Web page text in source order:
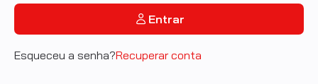
Entrar
Esqueceu a senha?Recuperar conta